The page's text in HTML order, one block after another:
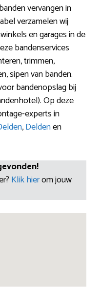
vervangen in
verzamelen wij
en garages in de
bandenservices
trimmen,
sipen van banden.
bandenopslag bij
Op deze
experts in
,Deldenen
Klik hierom jouw